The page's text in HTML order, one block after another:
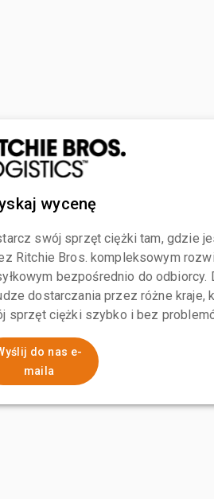
wycenę
swój sprzęt ciężki tam, gdzie
Ritchie Bros. kompleksowym
bezpośrednio do
dostarczania przez różne kraje,
sprzęt ciężki szybko i bez
do nas e-
maila